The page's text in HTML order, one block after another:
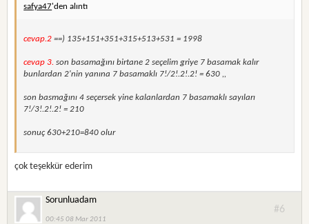
safya47'den alıntı
cevap.2 ==) 135+151+351+315+513+531 = 1998
cevap 3. son basamağını birtane 2 seçelim griye 7 basamak kalır
bunlardan 2'nin yanına 7 basamaklı 7!/2!.2!.2! = 630 ,,
son basmağını 4 seçersek yine kalanlardan 7 basamaklı sayıları
7!/3!.2!.2! = 210
sonuç 630+210=840 olur
çok teşekkür ederim
Sorunluadam
00:45 08 Mar 2011
#6